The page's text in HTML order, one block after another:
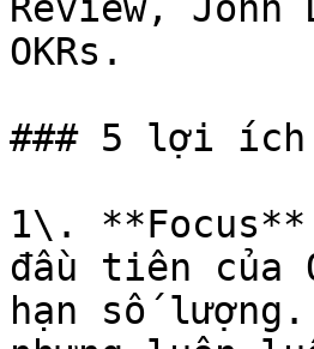
OKRs.
### 5 lợi ích
1\.
đầu tiên của
hạn số